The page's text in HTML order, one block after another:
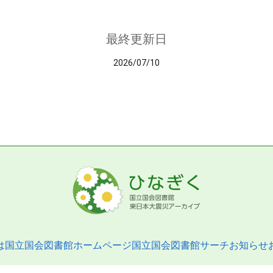
最終更新日
2026/07/10
国立国会図書館ホームページ国立国会図書館サーチお知らせ